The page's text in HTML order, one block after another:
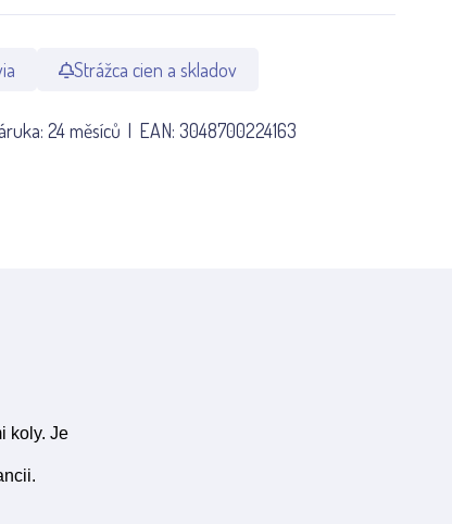
Strážca cien a skladov
24 měsíců EAN: 3048700224163
koly. Je